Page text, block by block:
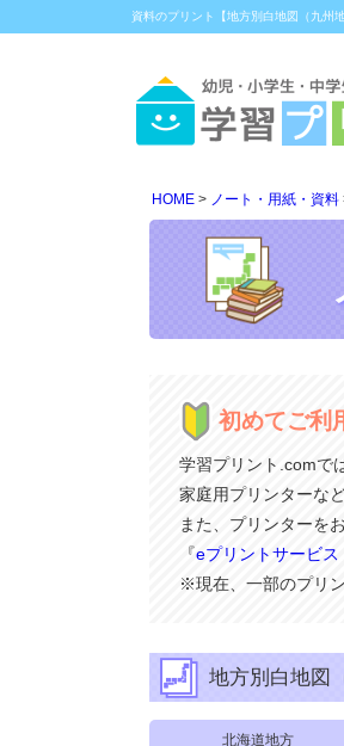
資料のプリント【地方別白地図（九州
HOME ノート・用紙・資料
初めてご利
学習プリント.comで
家庭用プリンターな
また、プリンターを
『eプリントサービス
※現在、一部のプリ
地方別白地図
北海道地方